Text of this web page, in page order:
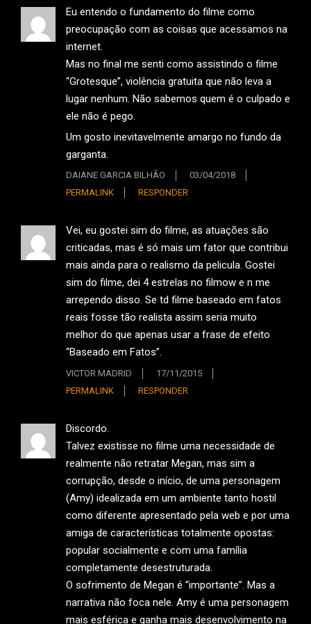
Eu entendo o fundamento do filme como
preocupação com as coisas que acessamos na
internet.
Mas no final me senti como assistindo o filme
“Grotesque”, violência gratuita que não leva a
lugar nenhum. Não sabemos quem é o culpado e
ele não é pego.
Um gosto inevitavelmente amargo no fundo da
garganta.
DAIANE GARCIA BILHÃO
03/04/2018
PERMALINK
RESPONDER
Vei, eu gostei sim do filme, as atuações são
criticadas, mas é só mais um fator que contribui
mais ainda para o realismo da pelicula. Gostei
sim do filme, dei 4 estrelas no filmow e n me
arrependo disso. Se td filme baseado em fatos
reais fosse tão realista assim seria muito
melhor do que apenas usar a frase de efeito
“Baseado em Fatos”.
VICTOR MADRID
17/11/2015
PERMALINK
RESPONDER
Discordo.
Talvez existisse no filme uma necessidade de
realmente não retratar Megan, mas sim a
corrupção, desde o início, de uma personagem
(Amy) idealizada em um ambiente tanto hostil
como diferente apresentado pela web e por uma
amiga de características totalmente opostas:
popular socialmente e com uma família
completamente desestruturada.
O sofrimento de Megan é “importante”. Mas a
narrativa não foca nele. Amy é uma personagem
mais esférica e ganha mais desenvolvimento na